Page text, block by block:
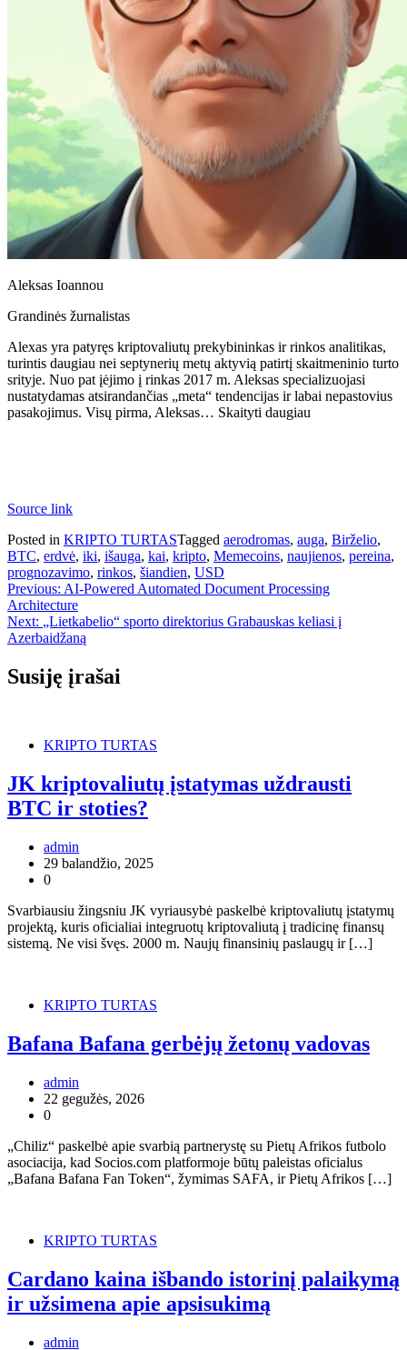
Aleksas Ioannou
Grandinės žurnalistas
Alexas yra patyręs kriptovaliutų prekybininkas ir rinkos analitikas,
turintis daugiau nei septynerių metų aktyvią patirtį skaitmeninio turto
srityje. Nuo pat įėjimo į rinkas 2017 m. Aleksas specializuojasi
nustatydamas atsirandančias „meta“ tendencijas ir labai nepastovius
pasakojimus. Visų pirma, Aleksas… Skaityti daugiau
Source link
Posted in KRIPTO TURTASTagged aerodromas, auga, Birželio,
BTC, erdvė, iki, išauga, kai, kripto, Memecoins, naujienos, pereina,
prognozavimo, rinkos, šiandien, USD
Navigacija
tarp
įrašų
Previous: AI-Powered Automated Document Processing
Architecture
Next: „Lietkabelio“ sporto direktorius Grabauskas keliasi į
Azerbaidžaną
Susiję įrašai
KRIPTO TURTAS
JK kriptovaliutų įstatymas uždrausti
BTC ir stoties?
admin
29 balandžio, 2025
0
Svarbiausiu žingsniu JK vyriausybė paskelbė kriptovaliutų įstatymų
projektą, kuris oficialiai integruotų kriptovaliutą į tradicinę finansų
sistemą. Ne visi švęs. 2000 m. Naujų finansinių paslaugų ir […]
KRIPTO TURTAS
Bafana Bafana gerbėjų žetonų vadovas
admin
22 gegužės, 2026
0
„Chiliz“ paskelbė apie svarbią partnerystę su Pietų Afrikos futbolo
asociacija, kad Socios.com platformoje būtų paleistas oficialus
„Bafana Bafana Fan Token“, žymimas SAFA, ir Pietų Afrikos […]
KRIPTO TURTAS
Cardano kaina išbando istorinį palaikymą
ir užsimena apie apsisukimą
admin